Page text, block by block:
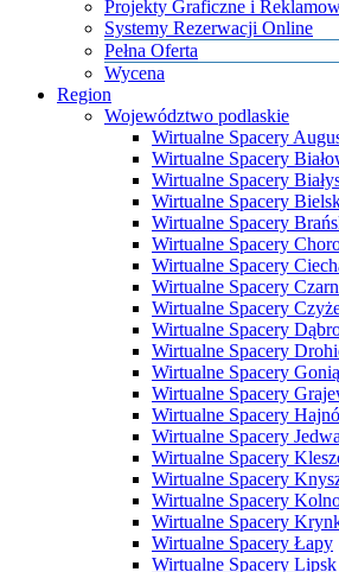
​Projekty Graficzne i
​Systemy Rezerwacji Online
Pełna Oferta
Wycena
Region
Województwo podlaskie
Wirtualne Spacery
Wirtualne Spacery
Wirtualne Spacery
Wirtualne Spacery
Wirtualne Spacery
Wirtualne Spacery
Wirtualne Spacery
Wirtualne Spacery
Wirtualne Spacery
Wirtualne Spacery
Wirtualne Spacery
Wirtualne Spacery
Wirtualne Spacery
Wirtualne Spacery
Wirtualne Spacery
Wirtualne Spacery
Wirtualne Spacery
Wirtualne Spacery
Wirtualne Spacery
Wirtualne Spacery Łapy
Wirtualne Spacery Lipsk